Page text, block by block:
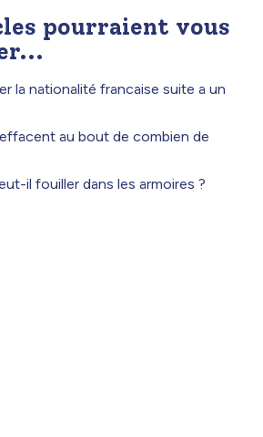
pourraient vous
la nationalité francaise suite a un
au bout de combien de
il fouiller dans les armoires ?